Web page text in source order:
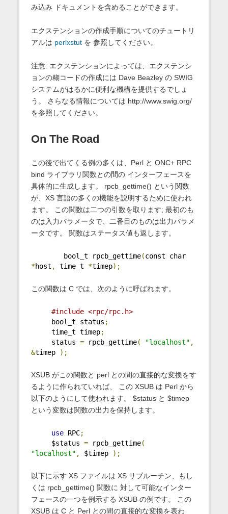
み込み ドキュメントを含めることができます。
エクステンションの作成手順についてのチュートリ
アルは perlxstutを 参照してください。
注意: エクステンションによっては、エクステンシ
ョンの糊コードの作成には Dave Beazley の SWIG
システムがはるかに便利な機構を提供するでしょ
う。 さらなる情報については http://www.swig.org/
を参照してください。
On The Road
この後で出てくる例の多くは、Perl と ONC+ RPC
bind ライブラリ関数との間の インターフェースを
具体的に生成します。 rpcb_gettime() という関数
が、XS 言語の多くの機能を説明するために使われ
ます。 この関数は二つの引数を取ります; 最初のも
のは入力パラメータで、二番目のものは出力パラメ
ータです。 関数はステータス値も返します。
bool_t rpcb_gettime(
const char
*host , time_t *timep);
この関数は C では、次のように呼ばれます。
#include <rpc/rpc.h>
bool_t status ;
time_t timep;
status = rpcb_gettime( "localhost" ,
&timep );
XSUB がこの関数と perl との間の直接的な変換をす
るように作られていれば、 この XSUB は Perl から
以下のようにして使われます。 $status と $timep
という変数は関数の出力を保持します。
use RPC;
$status = rpcb_gettime(
"localhost" , $timep );
以下に示す XS ファイルは XS サブルーチン、もし
くは rpcb_gettime() 関数に 対して可能なインター
フェースの一つを例示する XSUB の例です。 この
XSUB は C と Perl との間の直接的な変換を表わ